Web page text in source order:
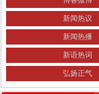
新闻热议
新闻热播
新语热词
弘扬正气